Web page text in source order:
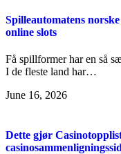
Spilleautomatens
online slots
Få spillformer har en så
I de fleste land har…
June 16, 2026
Dette gjør